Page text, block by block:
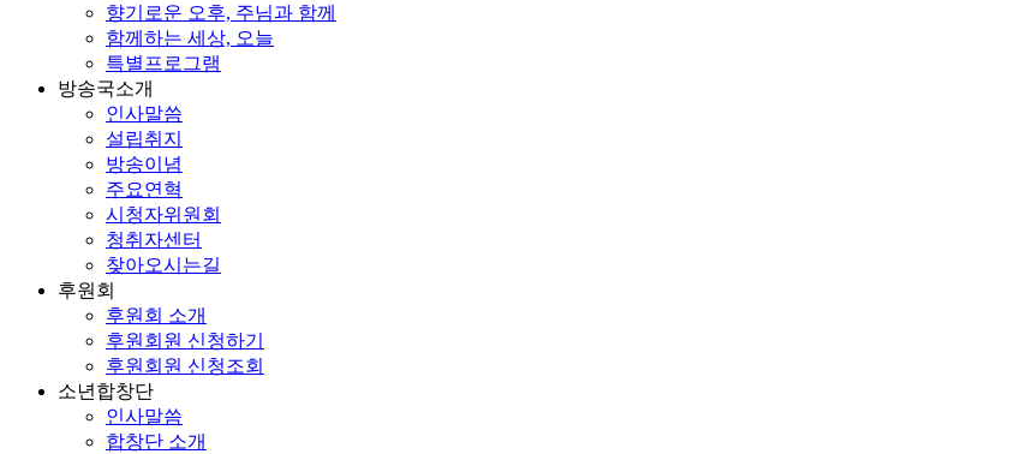
향기로운 오후, 주님과 함께
함께하는 세상, 오늘
특별프로그램
방송국소개
인사말씀
설립취지
방송이념
주요연혁
시청자위원회
청취자센터
찾아오시는길
후원회
후원회 소개
후원회원 신청하기
후원회원 신청조회
소년합창단
인사말씀
합창단 소개